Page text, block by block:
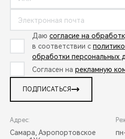
Даю согласие на
в соответствии с
обработки персональных
Согласен на рекламную
ПОДПИСАТЬСЯ
Адрес:
Самара, Аэропортовское